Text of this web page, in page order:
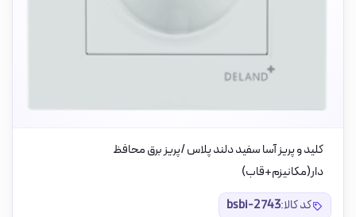
کلید و پریز آسا سفید دلند پلاس /پریز برق محافظ
دار(مکانیزم+قاب)
کد کالا:bsbi-2743